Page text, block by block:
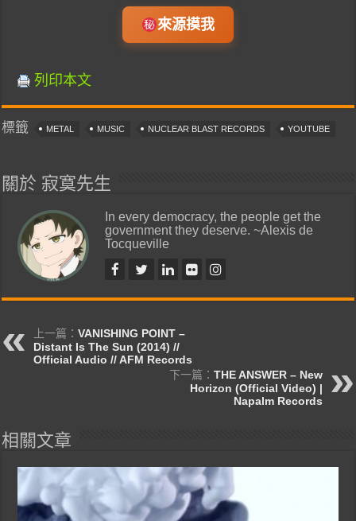
來源摸我
列印本文
標籤 METAL MUSIC NUCLEAR BLAST RECORDS YOUTUBE
關於 寂寞先生
In every democracy, the people get the
government they deserve. ~Alexis de
Tocqueville
上一篇：VANISHING POINT –
Distant Is The Sun (2014) //
Official Audio // AFM Records
下一篇： THE ANSWER – New
Horizon (Official Video) |
Napalm Records
相關文章